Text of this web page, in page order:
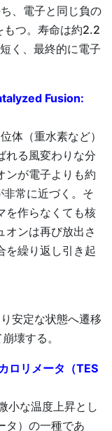
、電子と同じ負の
もつ。寿命は約2.2
く、最終的に電子
Fusion:
体（重水素など）
れる風変わりな分
ンが電子よりも約
常に近づく。そ
を作らなくても核
オンは再び放出さ
を繰り返し引き起
安定な状態へ遷移
壊する。
ロリメータ（TES
小な温度上昇とし
タ）の一種であ